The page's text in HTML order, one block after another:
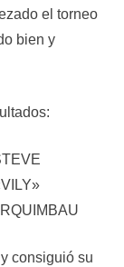
el torneo
bien y
consiguió su